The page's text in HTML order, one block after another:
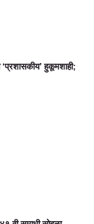
हुकूमशाही;